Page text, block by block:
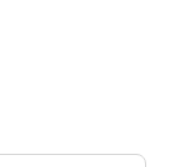
me contacter